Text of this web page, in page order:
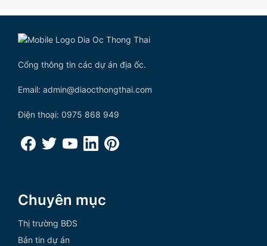
Cổng thông tin các dự án địa ốc.
Email: admin@diaocthongthai.com
Điện thoại: 0975 868 949
Chuyên mục
Thị trường BĐS
Bản tin dự án